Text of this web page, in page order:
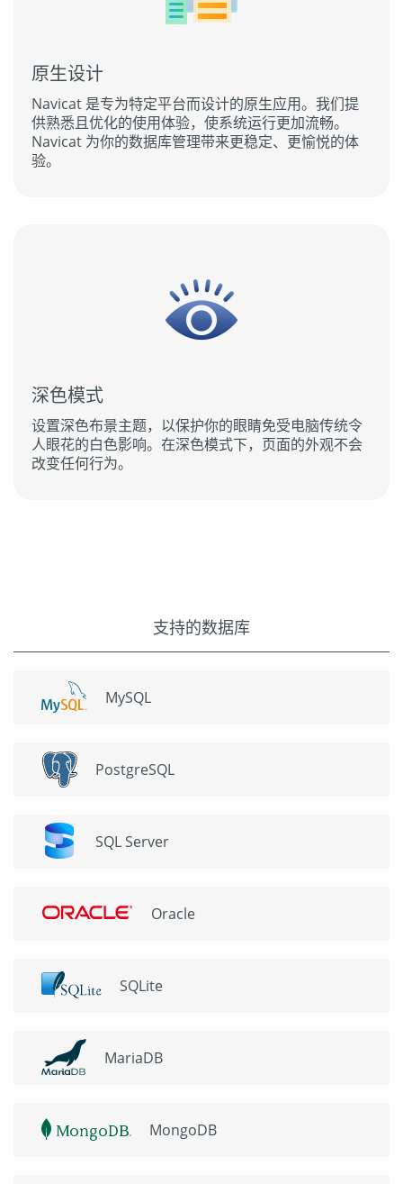
原生设计
Navicat 是专为特定平台而设计的原生应用。我们提
供熟悉且优化的使用体验，使系统运行更加流畅。
Navicat 为你的数据库管理带来更稳定、更愉悦的体
验。
深色模式
设置深色布景主题，以保护你的眼睛免受电脑传统令
人眼花的白色影响。在深色模式下，页面的外观不会
改变任何行为。
支持的数据库
MySQL
PostgreSQL
SQL Server
Oracle
SQLite
MariaDB
MongoDB